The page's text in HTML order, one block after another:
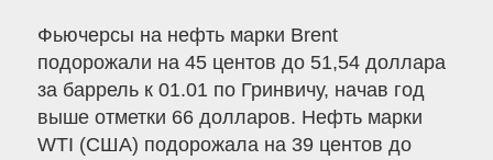
Фьючерсы на нефть марки Brent
подорожали на 45 центов до 51,54 доллара
за баррель к 01.01 по Гринвичу, начав год
выше отметки 66 долларов. Нефть марки
WTI (США) подорожала на 39 центов до